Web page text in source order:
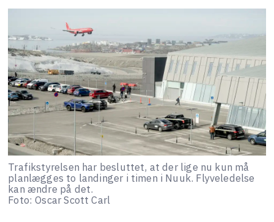
Trafikstyrelsen har besluttet, at der lige nu kun må
planlægges to landinger i timen i Nuuk. Flyveledelse
kan ændre på det.
Foto: Oscar Scott Carl